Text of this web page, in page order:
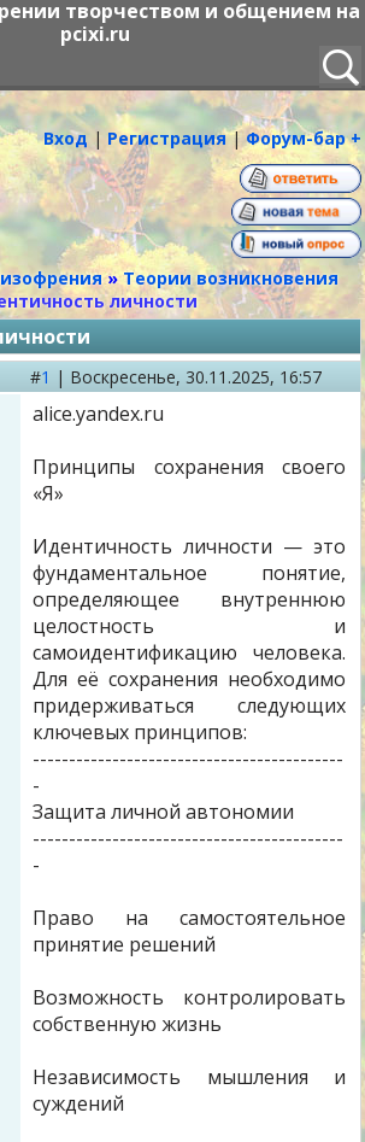
творчеством и общением на
pcixi.ru
Вход | Регистрация|Форум-бар +
» Теории возникновения
личности
#1 | Воскресенье, 30.11.2025, 16:57
alice.yandex.ru
Принципы сохранения своего
«Я»
Идентичность личности — это
фундаментальное понятие,
определяющее внутреннюю
целостность и
самоидентификацию человека.
Для её сохранения необходимо
придерживаться следующих
ключевых принципов:
-------------------------------------------
-
Защита личной автономии
-------------------------------------------
-
Право на самостоятельное
принятие решений
Возможность контролировать
собственную жизнь
Независимость мышления и
суждений